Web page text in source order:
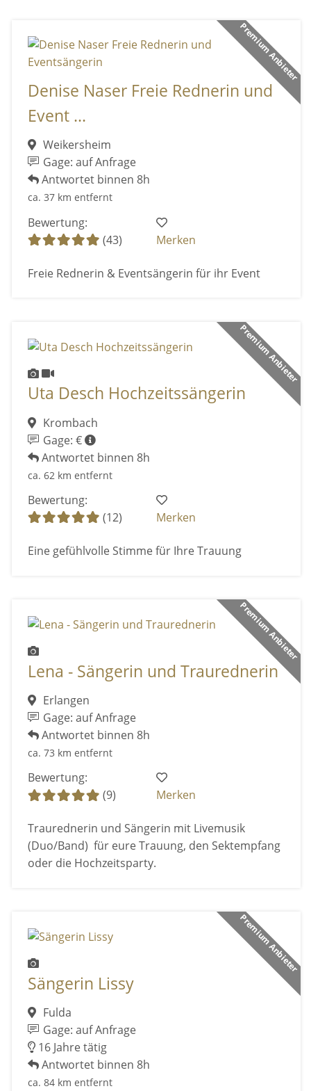
Premium Anbieter
Denise Naser Freie Rednerin und
Event ...
Weikersheim
Gage: auf Anfrage
Antwortet binnen 8h
ca. 37 km entfernt
Bewertung:
(43)
Merken
Freie Rednerin & Eventsängerin für ihr Event
Premium Anbieter
Uta Desch Hochzeitssängerin
Krombach
Gage: €
Antwortet binnen 8h
ca. 62 km entfernt
Bewertung:
(12)
Merken
Eine gefühlvolle Stimme für Ihre Trauung
Premium Anbieter
Lena - Sängerin und Traurednerin
Erlangen
Gage: auf Anfrage
Antwortet binnen 8h
ca. 73 km entfernt
Bewertung:
(9)
Merken
Traurednerin und Sängerin mit Livemusik
(Duo/Band) für eure Trauung, den Sektempfang
oder die Hochzeitsparty.
Premium Anbieter
Sängerin Lissy
Fulda
Gage: auf Anfrage
16 Jahre tätig
Antwortet binnen 8h
ca. 84 km entfernt